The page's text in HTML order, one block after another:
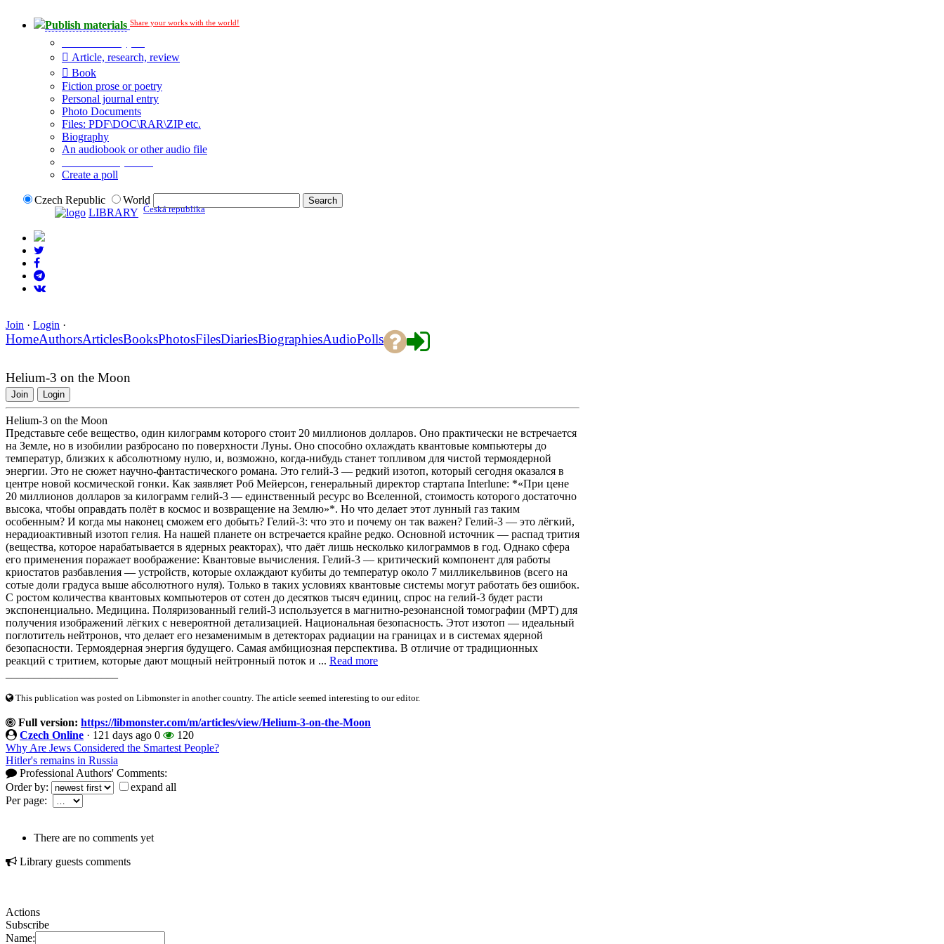
Publish materials Share your works with the world!
Article, research, review
Book
Fiction prose or poetry
Personal journal entry
Photo Documents
Files: PDF\DOC\RAR\ZIP etc.
Biography
An audiobook or other audio file
Create a poll
Czech Republic
World
LIBRARY Česká republika
Join · Login ·
HomeAuthorsArticlesBooksPhotosFilesDiariesBiographiesAudioPolls
Helium-3 on the Moon
Join Login
Helium-3 on the Moon
Представьте себе вещество, один килограмм которого стоит 20 миллионов долларов. Оно практически не встречается
на Земле, но в изобилии разбросано по поверхности Луны. Оно способно охлаждать квантовые компьютеры до
температур, близких к абсолютному нулю, и, возможно, когда-нибудь станет топливом для чистой термоядерной
энергии. Это не сюжет научно-фантастического романа. Это гелий-3 — редкий изотоп, который сегодня оказался в
центре новой космической гонки. Как заявляет Роб Мейерсон, генеральный директор стартапа Interlune: *«При цене
20 миллионов долларов за килограмм гелий-3 — единственный ресурс во Вселенной, стоимость которого достаточно
высока, чтобы оправдать полёт в космос и возвращение на Землю»*. Но что делает этот лунный газ таким
особенным? И когда мы наконец сможем его добыть? Гелий-3: что это и почему он так важен? Гелий-3 — это лёгкий,
нерадиоактивный изотоп гелия. На нашей планете он встречается крайне редко. Основной источник — распад трития
(вещества, которое нарабатывается в ядерных реакторах), что даёт лишь несколько килограммов в год. Однако сфера
его применения поражает воображение: Квантовые вычисления. Гелий-3 — критический компонент для работы
криостатов разбавления — устройств, которые охлаждают кубиты до температур около 7 милликельвинов (всего на
сотые доли градуса выше абсолютного нуля). Только в таких условиях квантовые системы могут работать без ошибок.
С ростом количества квантовых компьютеров от сотен до десятков тысяч единиц, спрос на гелий-3 будет расти
экспоненциально. Медицина. Поляризованный гелий-3 используется в магнитно-резонансной томографии (МРТ) для
получения изображений лёгких с невероятной детализацией. Национальная безопасность. Этот изотоп — идеальный
поглотитель нейтронов, что делает его незаменимым в детекторах радиации на границах и в системах ядерной
безопасности. Термоядерная энергия будущего. Самая амбициозная перспектива. В отличие от традиционных
реакций с тритием, которые дают мощный нейтронный поток и ... Read more
This publication was posted on Libmonster in another country. The article seemed interesting to our editor.
Full version: https://libmonster.com/m/articles/view/Helium-3-on-the-Moon
Czech Online · 121 days ago 0
120
Why Are Jews Considered the Smartest People?
Hitler's remains in Russia
Professional Authors' Comments:
Order by:
expand all
Per page:
There are no comments yet
Library guests comments
Actions
Subscribe
Name: